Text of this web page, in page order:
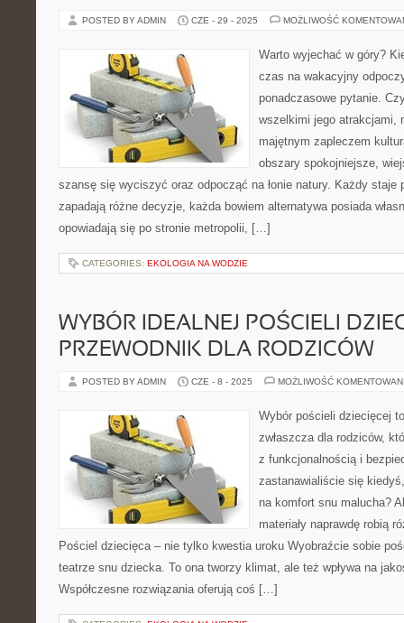
POSTED BY ADMIN CZE - 29 - 2025 MOŻLIWOŚĆ
Warto wyjechać w góry?
czas na wakacyjny
ponadczasowe pytanie.
wszelkimi jego atrakcjami,
majętnym zapleczem
obszary spokojniejsze,
szansę się wyciszyć oraz odpocząć na łonie natury. Każdy staje
zapadają różne decyzje, każda bowiem alternatywa posiada
opowiadają się po stronie metropolii, […]
CATEGORIES: EKOLOGIA NA WODZIE
WYBÓR IDEALNEJ POŚCIELI
PRZEWODNIK DLA RODZICÓW
POSTED BY ADMIN CZE - 8 - 2025 MOŻLIWOŚĆ
Wybór pościeli dziecięcej
zwłaszcza dla rodziców,
z funkcjonalnością i
zastanawialiście się
na komfort snu malucha?
materiały naprawdę robią
Pościel dziecięca – nie tylko kwestia uroku Wyobraźcie sobie
teatrze snu dziecka. To ona tworzy klimat, ale też wpływa na
Współczesne rozwiązania oferują coś […]